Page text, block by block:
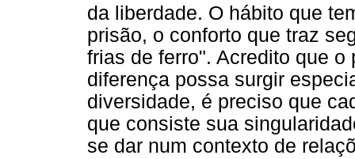
da liberdade. O hábito que
prisão, o conforto que traz
frias de ferro". Acredito que
diferença possa surgir
diversidade, é preciso que
que consiste sua
se dar num contexto de